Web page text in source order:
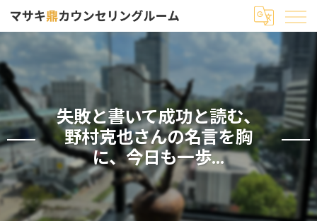
失敗と書いて成功と読む、
野村克也さんの名言を胸
に、今日も一歩...